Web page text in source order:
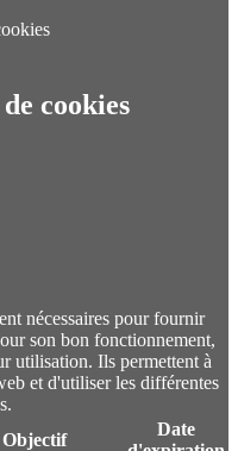
cookies
nécessaires pour fournir
son bon fonctionnement,
utilisation. Ils permettent à
et d'utiliser les différentes
Objectif
Date